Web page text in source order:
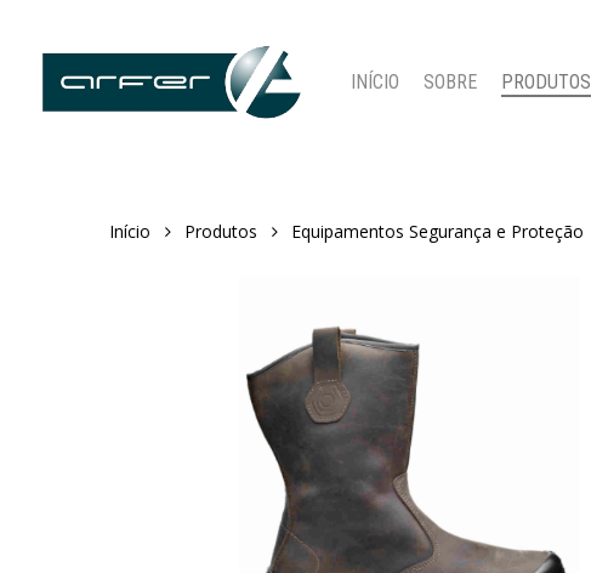
content
Pressione ENTER para pesquisar ou ESC para fechar
INÍCIO SOBRE PRODUTOS
Início Produtos Equipamentos Segurança e Proteção